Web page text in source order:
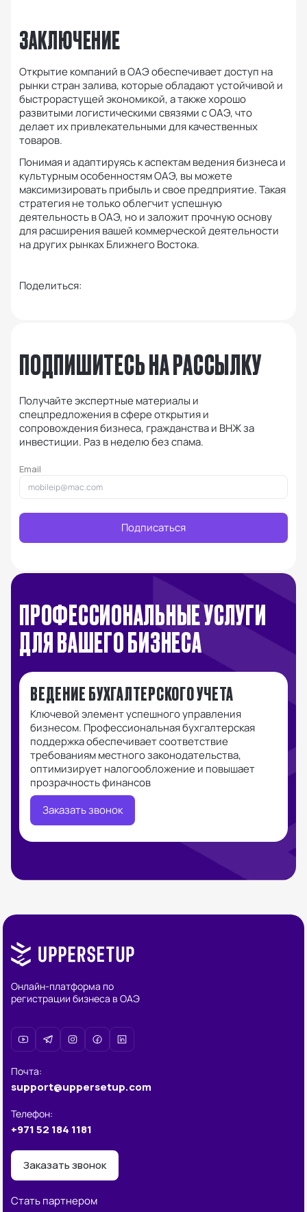
ЗАКЛЮЧЕНИЕ
Открытие компаний в ОАЭ обеспечивает доступ на
рынки стран залива, которые обладают устойчивой и
быстрорастущей экономикой, а также хорошо
развитыми логистическими связями с ОАЭ, что
делает их привлекательными для качественных
товаров.
Понимая и адаптируясь к аспектам ведения бизнеса и
культурным особенностям ОАЭ, вы можете
максимизировать прибыль и свое предприятие.Такая
стратегия не только облегчит успешную
деятельность в ОАЭ, но и заложит прочную основу
для расширения вашей коммерческой деятельности
на других рынках Ближнего Востока.
Поделиться:
ПОДПИШИТЕСЬ НА РАССЫЛКУ
Получайте экспертные материалы и
спецпредложения в сфере открытия и
сопровождения бизнеса, гражданства и ВНЖ за
инвестиции. Раз в неделю без спама.
Email
Подписаться
ПРОФЕССИОНАЛЬНЫЕ УСЛУГИ
ДЛЯ ВАШЕГО БИЗНЕСА
ВЕДЕНИЕ БУХГАЛТЕРСКОГО УЧЕТА
Ключевой элемент успешного управления
бизнесом. Профессиональная бухгалтерская
поддержка обеспечивает соответствие
требованиям местного законодательства,
оптимизирует налогообложение и повышает
прозрачность финансов
Заказать звонок
Онлайн-платформа по
регистрации бизнеса в ОАЭ
Телефон:
+971 52 184 1181
Почта:
support@uppersetup.com
Заказать звонок
Стать партнером